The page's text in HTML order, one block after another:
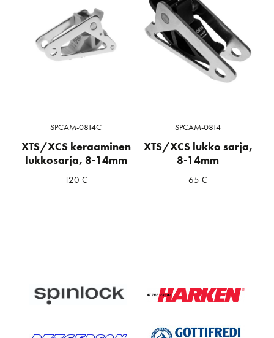
SPCAM-0814C
XTS/XCS keraaminen
lukkosarja, 8-14mm
120€
SPCAM-0814
XTS/XCS lukko sarja,
8-14mm
65€